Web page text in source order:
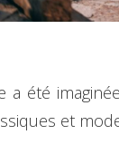
a été
et